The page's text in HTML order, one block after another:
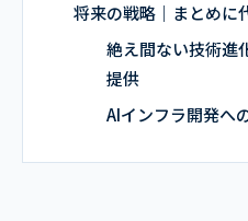
将来の戦略｜まとめに
絶え間ない技術進
提供
AIインフラ開発へ